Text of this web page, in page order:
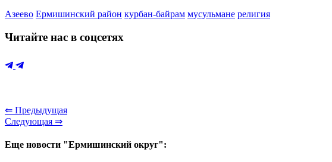
Азеево Ермишинский район курбан-байрам мусульмане религия
Читайте нас в соцсетях
⇐ Предыдущая
Следующая ⇒
Еще новости "Ермишинский округ":